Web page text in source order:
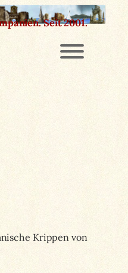
Seit 2001.
Krippen von